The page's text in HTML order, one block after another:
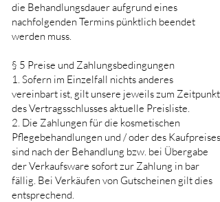
die Behandlungsdauer aufgrund eines
nachfolgenden Termins pünktlich beendet
werden muss.
§ 5 Preise und Zahlungsbedingungen
1. Sofern im Einzelfall nichts anderes
vereinbart ist, gilt unsere jeweils zum Zeitpunkt
des Vertragsschlusses aktuelle Preisliste.
2. Die Zahlungen für die kosmetischen
Pflegebehandlungen und / oder des Kaufpreises
sind nach der Behandlung bzw. bei Übergabe
der Verkaufsware sofort zur Zahlung in bar
fällig. Bei Verkäufen von Gutscheinen gilt dies
entsprechend.